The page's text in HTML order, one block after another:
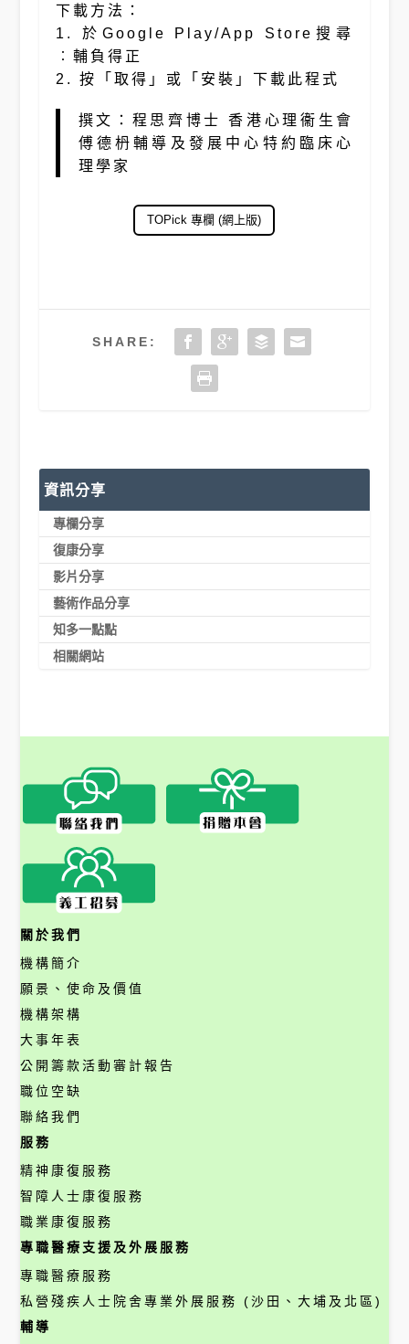
下載方法：
1. 於Google Play/App Store搜尋
︰輔負得正
2. 按「取得」或「安裝」下載此程式
撰文：程思齊博士 香港心理衞生會
傅德枬輔導及發展中心特約臨床心
理學家
TOPick 專欄 (網上版)
SHARE:
資訊分享
專欄分享
復康分享
影片分享
藝術作品分享
知多一點點
相關網站
關於我們
機構簡介
願景、使命及價值
機構架構
大事年表
公開籌款活動審計報告
職位空缺
聯絡我們
服務
精神康復服務
智障人士康復服務
職業康復服務
專職醫療支援及外展服務
專職醫療服務
私營殘疾人士院舍專業外展服務 (沙田、大埔及北區)
輔導